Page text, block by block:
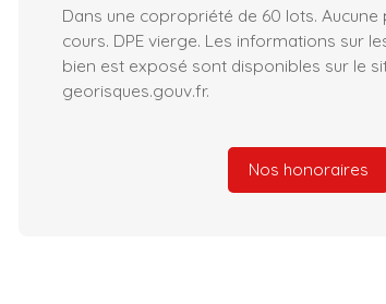
Dans une copropriété de 60 lots.
cours. DPE vierge. Les informations sur
bien est exposé sont disponibles sur le
georisques.gouv.fr.
Nos honoraires